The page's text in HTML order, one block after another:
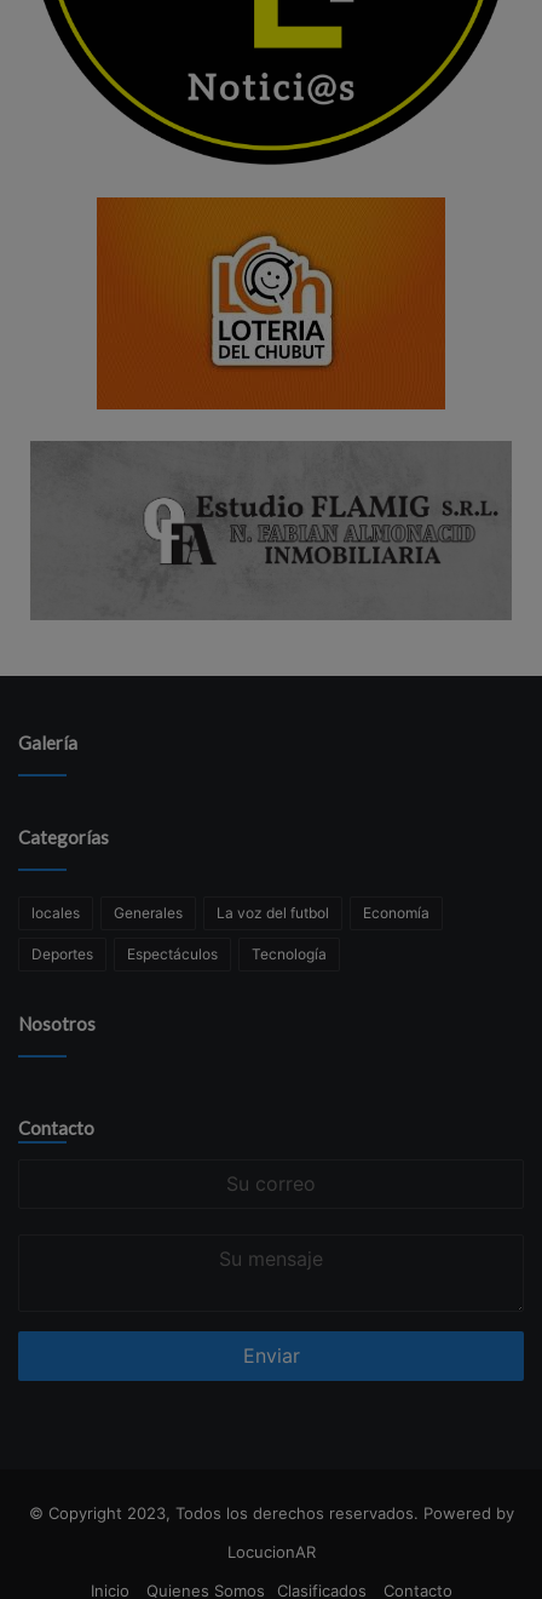
Galería
Categorías
locales Generales La voz del futbol Economía
Deportes Espectáculos Tecnología
Nosotros
Contacto
© Copyright 2023, Todos los derechos reservados. Powered by
LocucionAR
Inicio
Quienes Somos Clasificados Contacto